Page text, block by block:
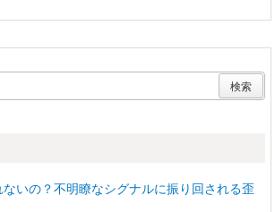
いの？不明瞭なシグナルに振り回される歪